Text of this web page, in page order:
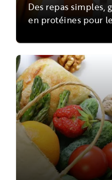
Des repas simples,
en protéines pour